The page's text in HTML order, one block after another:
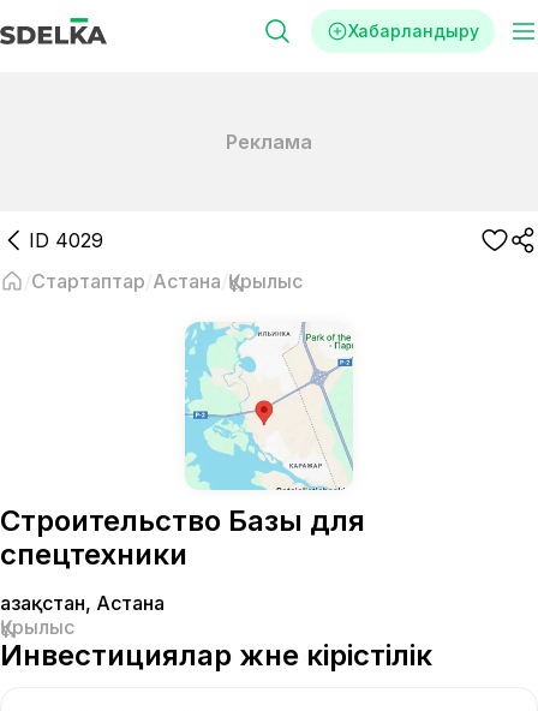
Хабарландыру
Реклама
ID 4029
Стартаптар Астана Құрылыс
Строительство Базы для
спецтехники
Қазақстан, Астана
Құрылыс
Инвестициялар және кірістілік